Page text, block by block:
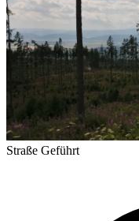
Straße Geführt